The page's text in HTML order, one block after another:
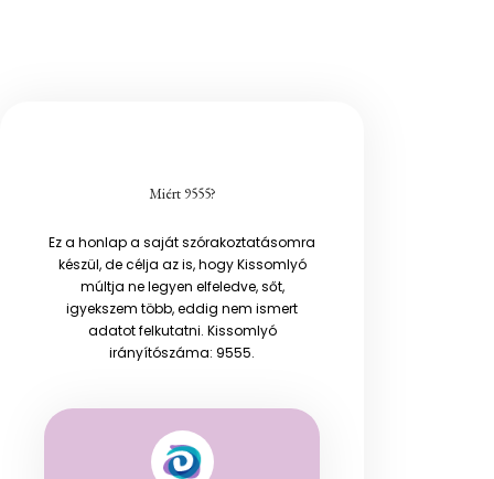
Miért 9555?
Ez a honlap a saját szórakoztatásomra
készül, de célja az is, hogy Kissomlyó
múltja ne legyen elfeledve, sőt,
igyekszem több, eddig nem ismert
adatot felkutatni. Kissomlyó
irányítószáma: 9555.